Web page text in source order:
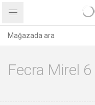
Fecra Mirel